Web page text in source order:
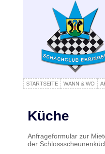
STARTSEITE WANN & WO
Küche
Anfrageformular zur
der